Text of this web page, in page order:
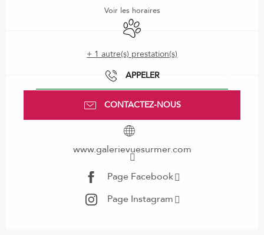
Voir les horaires
Animaux acceptés
+ 1 autre(s) prestation(s)
APPELER
CONTACTEZ-NOUS
www.galerievuesurmer.com
Page Facebook
Page Instagram